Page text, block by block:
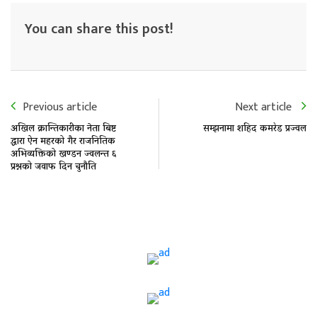
You can share this post!
Previous article
अखिल क्रान्तिकारीका नेता बिष्ट
द्धारा ऐन महरको गैर राजनितिक
अभिव्यक्तिको खण्डन ज्वलन्त ६
प्रश्नको जवाफ दिन चुनौति
Next article
सम्झनामा शहिद कमरेड प्रज्वल